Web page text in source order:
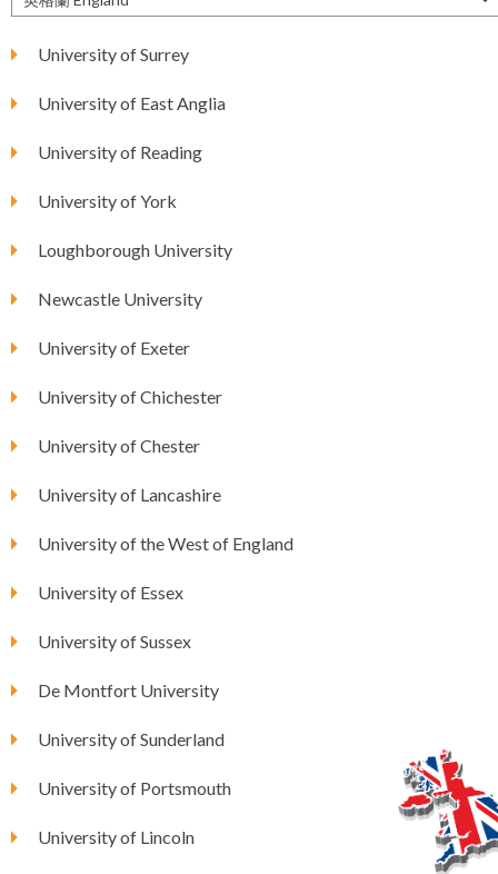
University of Surrey
University of East Anglia
University of Reading
University of York
Loughborough University
Newcastle University
University of Exeter
University of Chichester
University of Chester
University of Lancashire
University of the West of England
University of Essex
University of Sussex
De Montfort University
University of Sunderland
University of Portsmouth
University of Lincoln